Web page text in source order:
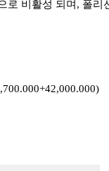
로 비활성 되며, 폴리